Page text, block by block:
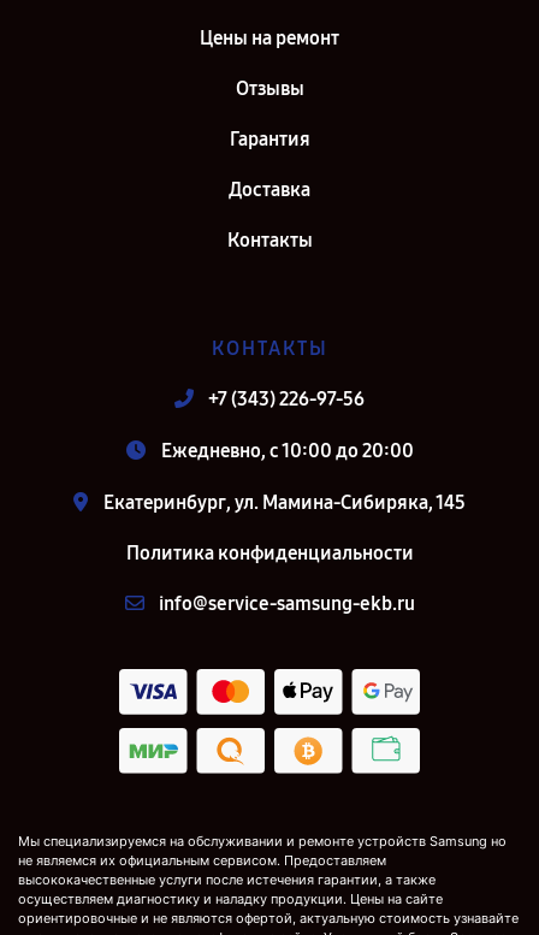
Цены на ремонт
Отзывы
Гарантия
Доставка
Контакты
КОНТАКТЫ
+7 (343) 226-97-56
Ежедневно, с 10:00 до 20:00
Екатеринбург, ул. Мамина-Сибиряка, 145
Политика конфиденциальности
info@service-samsung-ekb.ru
Мы специализируемся на обслуживании и ремонте устройств Samsung но
не являемся их официальным сервисом. Предоставляем
высококачественные услуги после истечения гарантии, а также
осуществляем диагностику и наладку продукции. Цены на сайте
ориентировочные и не являются офертой, актуальную стоимость узнавайте